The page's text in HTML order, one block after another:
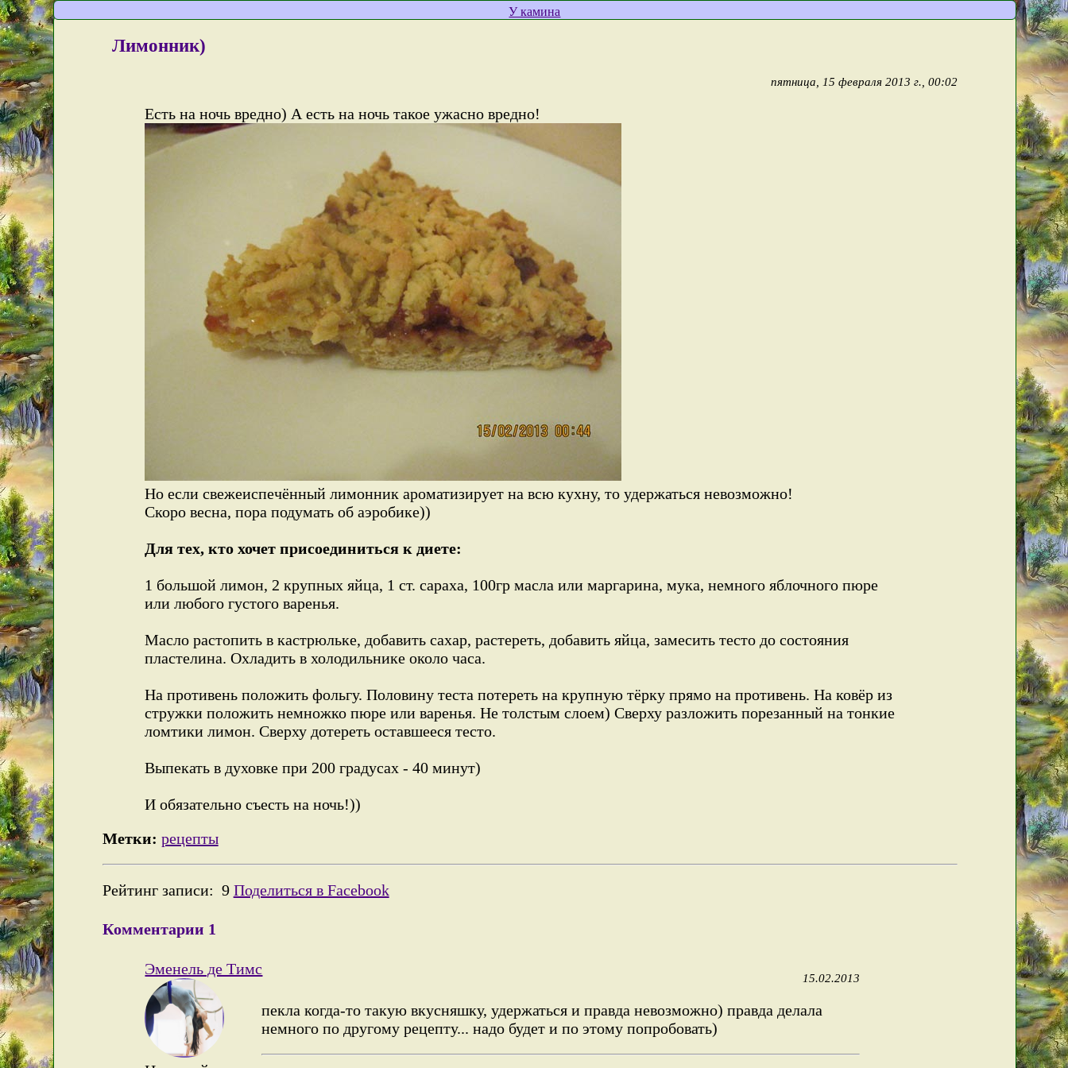
У камина
Лимонник)
пятница, 15 февраля 2013 г., 00:02
Есть на ночь вредно) А есть на ночь такое ужасно вредно!
Но если свежеиспечённый лимонник ароматизирует на всю кухну, то удержаться невозможно!
Скоро весна, пора подумать об аэробике))
Для тех, кто хочет присоединиться к диете:
1 большой лимон, 2 крупных яйца, 1 ст. сараха, 100гр масла или маргарина, мука, немного яблочного пюре
или любого густого варенья.
Масло растопить в кастрюльке, добавить сахар, растереть, добавить яйца, замесить тесто до состояния
пластелина. Охладить в холодильнике около часа.
На противень положить фольгу. Половину теста потереть на крупную тёрку прямо на противень. На ковёр из
стружки положить немножко пюре или варенья. Не толстым слоем) Сверху разложить порезанный на тонкие
ломтики лимон. Сверху дотереть оставшееся тесто.
Выпекать в духовке при 200 градусах - 40 минут)
И обязательно съесть на ночь!))
Метки: рецепты
Рейтинг записи: 9 Поделиться в Facebook
Комментарии 1
Эменель де Тимс
15.02.2013
пекла когда-то такую вкусняшку, удержаться и правда невозможно) правда делала
немного по другому рецепту... надо будет и по этому попробовать)